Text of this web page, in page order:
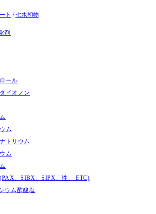
ト /七水和物
剤
ール
イオノン
ム
トリウム
ム
、SIBX、SIPX、性、 ETC)
ウム酢酸塩